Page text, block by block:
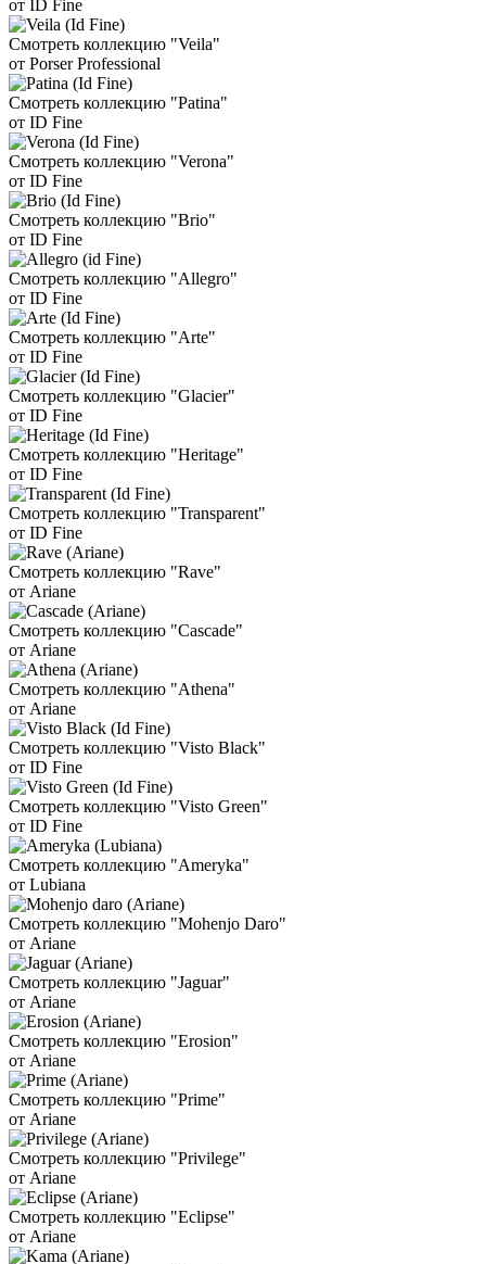
от ID Fine
Смотреть коллекцию "Veila"
от Porser Professional
Смотреть коллекцию "Patina"
от ID Fine
Смотреть коллекцию "Verona"
от ID Fine
Смотреть коллекцию "Brio"
от ID Fine
Смотреть коллекцию "Allegro"
от ID Fine
Смотреть коллекцию "Arte"
от ID Fine
Смотреть коллекцию "Glacier"
от ID Fine
Смотреть коллекцию "Heritage"
от ID Fine
Смотреть коллекцию "Transparent"
от ID Fine
Смотреть коллекцию "Rave"
от Ariane
Смотреть коллекцию "Cascade"
от Ariane
Смотреть коллекцию "Athena"
от Ariane
Смотреть коллекцию "Visto Black"
от ID Fine
Смотреть коллекцию "Visto Green"
от ID Fine
Смотреть коллекцию "Ameryka"
от Lubiana
Смотреть коллекцию "Mohenjo Daro"
от Ariane
Смотреть коллекцию "Jaguar"
от Ariane
Смотреть коллекцию "Erosion"
от Ariane
Смотреть коллекцию "Prime"
от Ariane
Смотреть коллекцию "Privilege"
от Ariane
Смотреть коллекцию "Eclipse"
от Ariane